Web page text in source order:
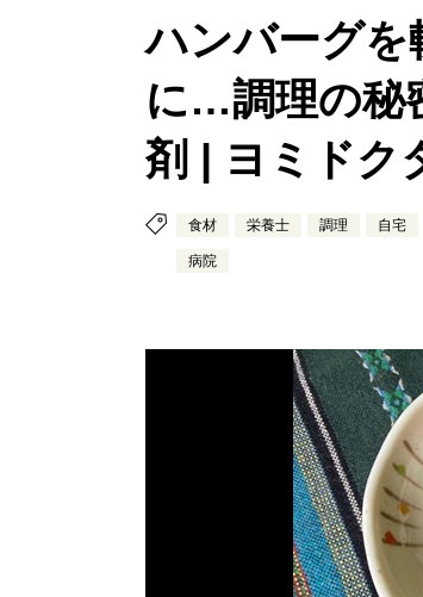
ハンバーグを
に…調理の秘
剤 | ヨミドク
食材 栄養士 調理 自宅
病院